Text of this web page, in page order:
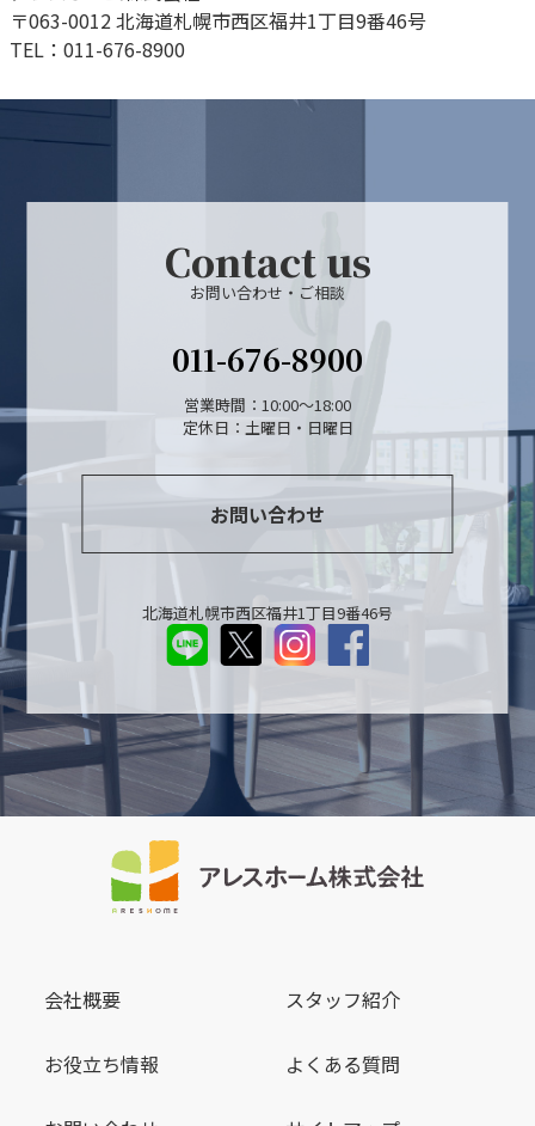
〒063-0012 北海道札幌市西区福井1丁目9番46号
TEL：011-676-8900
Contact us
お問い合わせ・ご相談
011-676-8900
営業時間：10:00～18:00
定休日：土曜日・日曜日
お問い合わせ
北海道札幌市西区福井1丁目9番46号
会社概要 スタッフ紹介
お役立ち情報 よくある質問